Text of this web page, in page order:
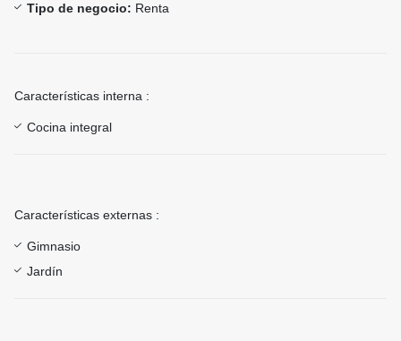
Tipo de negocio: Renta
Características interna :
Cocina integral
Características externas :
Gimnasio
Jardín